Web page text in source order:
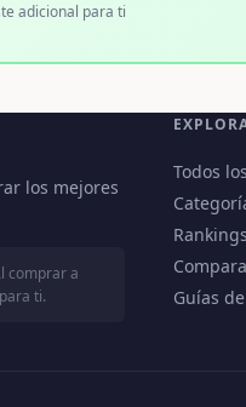
adicional para ti
los mejores
comprar a
ti.
Todos
Rankings
Guías